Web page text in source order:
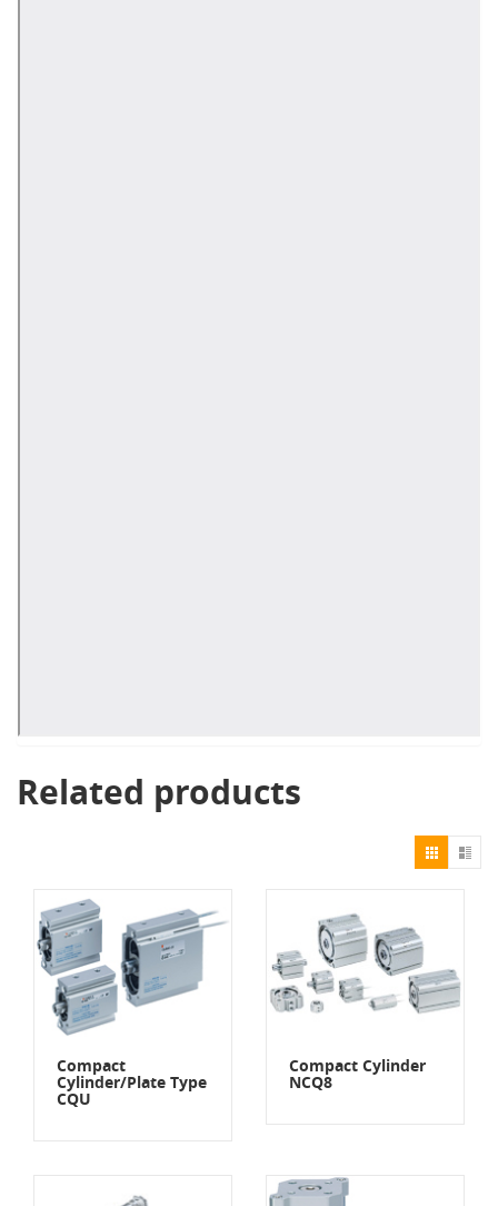
Related products
Compact
Cylinder/Plate Type
CQU
Compact Cylinder
NCQ8